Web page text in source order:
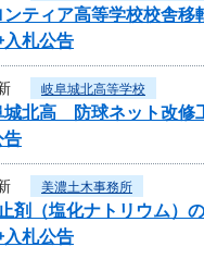
ティア高等学校校舎移
入札公告
岐阜城北高等学校
城北高 防球ネット改修
告
美濃土木事務所
剤（塩化ナトリウム）
入札公告